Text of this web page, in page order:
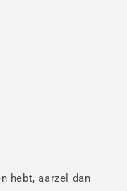
hebt, aarzel dan